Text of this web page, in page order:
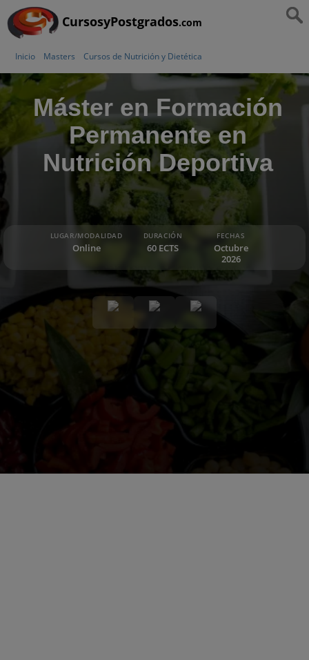
CursosyPostgrados.com
Inicio Masters Cursos de Nutrición y Dietética
Máster en Formación
Permanente en
Nutrición Deportiva
LUGAR/MODALIDAD
Online
DURACIÓN
60 ECTS
FECHAS
Octubre
2026